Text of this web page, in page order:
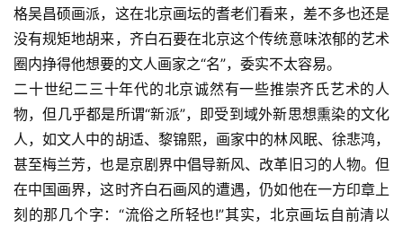
格吴昌硕画派，这在北京画坛的耆老们看来，差不多也还是
没有规矩地胡来，齐白石要在北京这个传统意味浓郁的艺术
圈内挣得他想要的文人画家之“名”，委实不太容易。
二十世纪二三十年代的北京诚然有一些推崇齐氏艺术的人
物，但几乎都是所谓“新派”，即受到域外新思想熏染的文化
人，如文人中的胡适、黎锦熙，画家中的林风眠、徐悲鸿，
甚至梅兰芳，也是京剧界中倡导新风、改革旧习的人物。但
在中国画界，这时齐白石画风的遭遇，仍如他在一方印章上
刻的那几个字：“流俗之所轻也!”其实，北京画坛自前清以